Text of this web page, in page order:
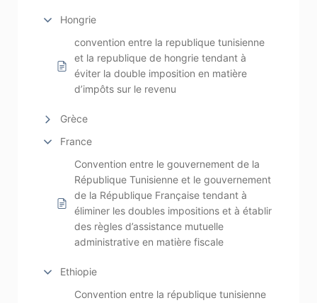
Hongrie
convention entre la republique tunisienne
et la republique de hongrie tendant à
éviter la double imposition en matière
d’impôts sur le revenu
Grèce
France
Convention entre le gouvernement de la
République Tunisienne et le gouvernement
de la République Française tendant à
éliminer les doubles impositions et à établir
des règles d’assistance mutuelle
administrative en matière fiscale
Ethiopie
Convention entre la république tunisienne